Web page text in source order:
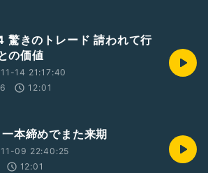
驚きのトレード 請われて行
の価値
14 21:17:40
12:01
本締めでまた来期
09 22:40:25
12:01